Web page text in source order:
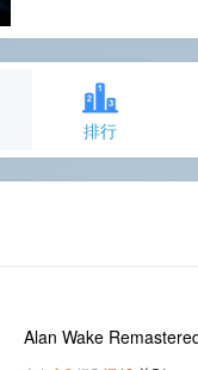
排行
Alan Wake